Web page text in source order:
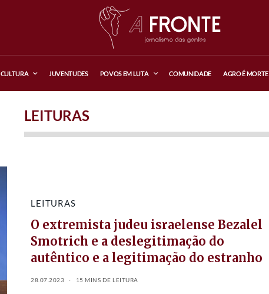
CULTURA JUVENTUDES POVOS EM LUTA COMUNIDADE AGRO É MORTE
LEITURAS
LEITURAS
O extremista judeu israelense Bezalel
Smotrich e a deslegitimação do
autêntico e a legitimação do estranho
28.07.2023 15 MINS DE LEITURA